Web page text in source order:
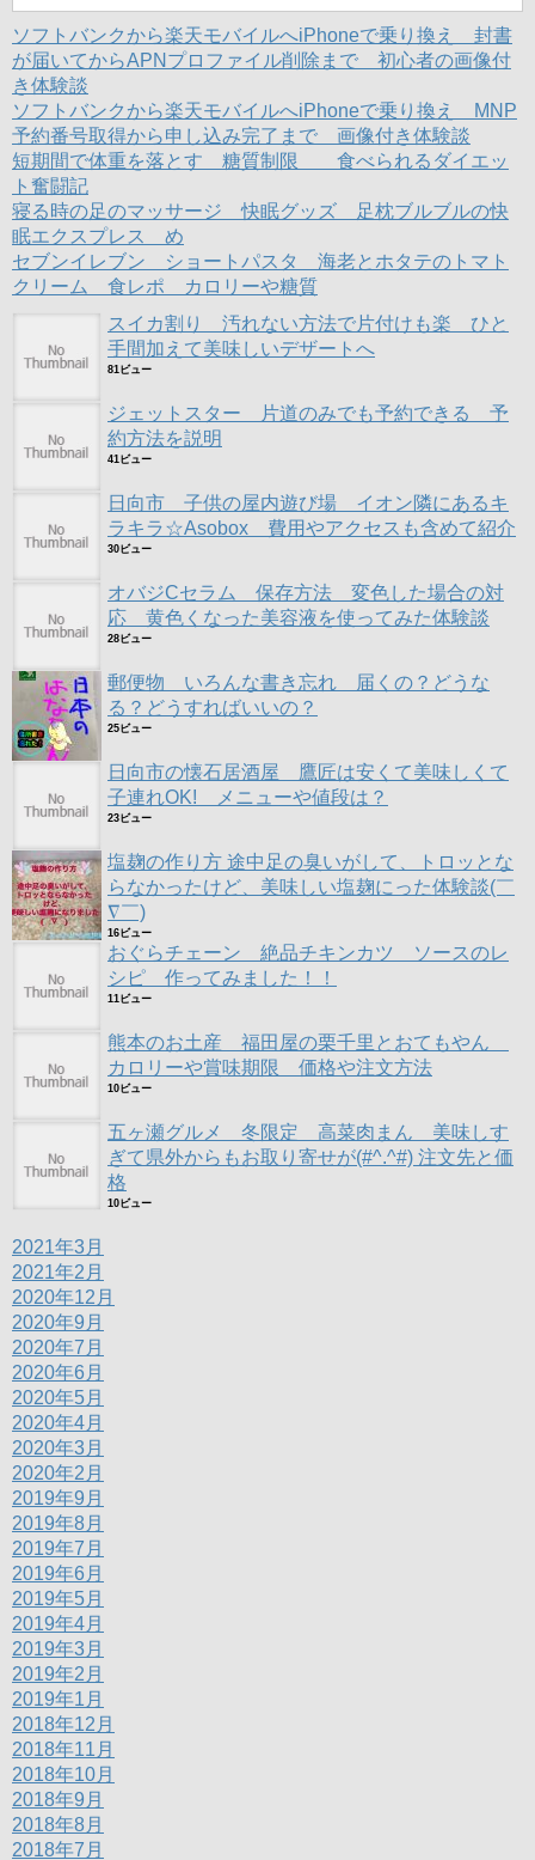
ン
ド
ウ
で
開
ま
す
)
だ
さ
い
(
新
い
ウ
ィ
ン
ド
ウ
き
)
ン
ウ
で
開
す
)
ソフトバンクから楽天モバイルへiPhoneで乗り換え 封書
が届いてからAPNプロファイル削除まで 初心者の画像付
き体験談
ソフトバンクから楽天モバイルへiPhoneで乗り換え MNP
予約番号取得から申し込み完了まで 画像付き体験談
短期間で体重を落とす 糖質制限 食べられるダイエッ
ト奮闘記
寝る時の足のマッサージ 快眠グッズ 足枕ブルブルの快
眠エクスプレス め
セブンイレブン ショートパスタ 海老とホタテのトマト
クリーム 食レポ カロリーや糖質
スイカ割り 汚れない方法で片付けも楽 ひと
手間加えて美味しいデザートへ
81ビュー
ジェットスター 片道のみでも予約できる 予
約方法を説明
41ビュー
日向市 子供の屋内遊び場 イオン隣にあるキ
ラキラ☆Asobox 費用やアクセスも含めて紹介
30ビュー
オバジCセラム 保存方法 変色した場合の対
応 黄色くなった美容液を使ってみた体験談
28ビュー
郵便物 いろんな書き忘れ 届くの？どうな
る？どうすればいいの？
25ビュー
日向市の懐石居酒屋 鷹匠は安くて美味しくて
子連れOK! メニューや値段は？
23ビュー
塩麹の作り方 途中足の臭いがして、トロッとな
らなかったけど、美味しい塩麹にった体験談(￣
∇￣)
16ビュー
おぐらチェーン 絶品チキンカツ ソースのレ
シピ 作ってみました！！
11ビュー
熊本のお土産 福田屋の栗千里とおてもやん
カロリーや賞味期限 価格や注文方法
10ビュー
五ヶ瀬グルメ 冬限定 高菜肉まん 美味しす
ぎて県外からもお取り寄せが(#^.^#) 注文先と価
格
10ビュー
2021年3月
2021年2月
2020年12月
2020年9月
2020年7月
2020年6月
2020年5月
2020年4月
2020年3月
2020年2月
2019年9月
2019年8月
2019年7月
2019年6月
2019年5月
2019年4月
2019年3月
2019年2月
2019年1月
2018年12月
2018年11月
2018年10月
2018年9月
2018年8月
2018年7月